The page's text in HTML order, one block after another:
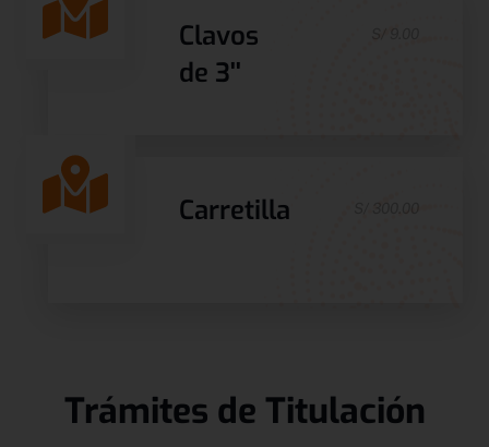
Clavos
de 3''
Carretilla
Trámites de Titulación